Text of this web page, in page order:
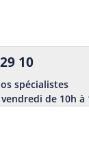
10
spécialistes
de 10h à